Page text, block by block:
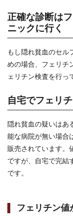
正確な診断は
ニックに行く
もし隠れ貧血のセル
めの場合、フェリチ
ェリチン検査を行っ
自宅でフェリ
隠れ貧血の疑いはあ
能な病院が無い場合
販売されています。
ですが、自宅で完結
です。
フェリチン値